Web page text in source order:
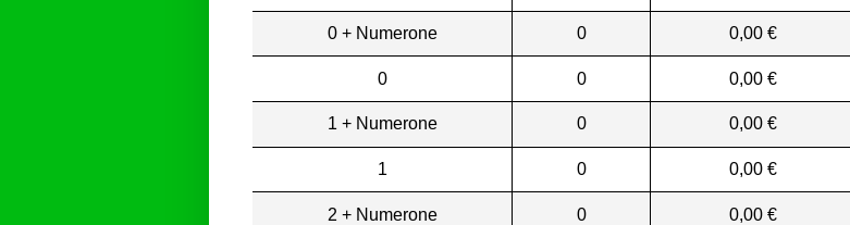
0 + Numerone 0 0,00 €
0 0 0,00 €
1 + Numerone 0 0,00 €
1 0 0,00 €
2 + Numerone 0 0,00 €